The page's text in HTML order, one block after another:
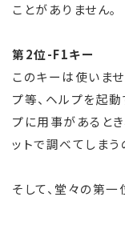
ことがありません。
第2位-F1キー
このキーは使いま
プ等、ヘルプを起
プに用事があると
ットで調べてしまう
そして、堂々の第